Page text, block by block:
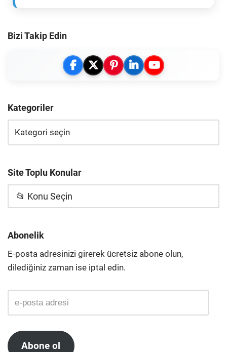
Bizi Takip Edin
Kategoriler
Site Toplu Konular
📂 Konu Seçin
Abonelik
E-posta adresinizi girerek ücretsiz abone olun,
dilediğiniz zaman ise iptal edin.
Abone ol